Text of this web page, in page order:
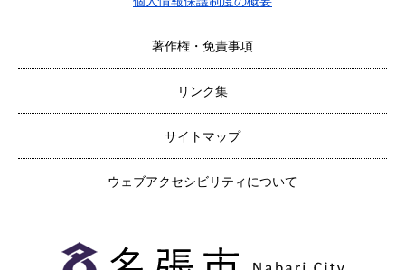
著作権・免責事項
リンク集
サイトマップ
ウェブアクセシビリティについて